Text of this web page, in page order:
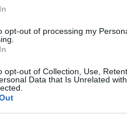
opt-out of processing my
opt-out of Collection, Use,
Data that Is Unrelated
celiachia
della Salute, nel
la maggior parte delle
il 70% delle